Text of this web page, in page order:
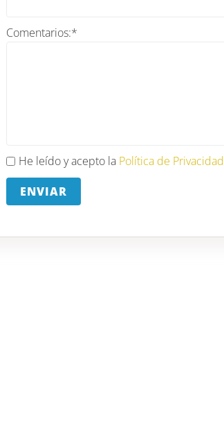
Comentarios:*
He leído y acepto la Política de Privacidad
ENVIAR